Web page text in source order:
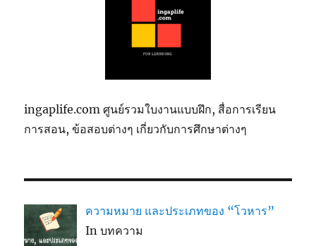
ingaplife.com ศูนย์รวมใบงานแบบฝึก, สื่อการเรียน
การสอน, ข้อสอบต่างๆ เกี่ยวกับการศึกษาต่างๆ
ความหมาย และประเภทของ “โวหาร”
In บทความ